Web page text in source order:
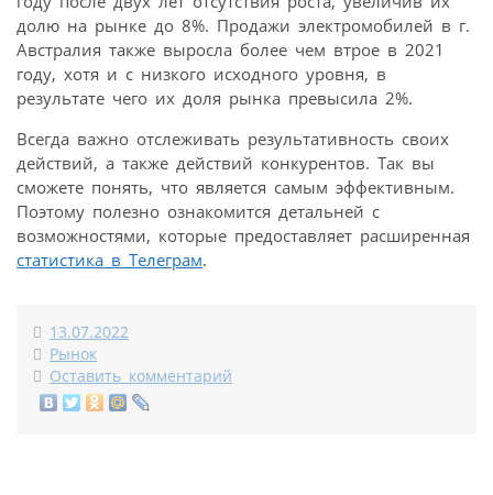
долю на рынке до 8%. Продажи электромобилей в г.
Австралия также выросла более чем втрое в 2021
году, хотя и с низкого исходного уровня, в
результате чего их доля рынка превысила 2%.
Всегда важно отслеживать результативность своих
действий, а также действий конкурентов. Так вы
сможете понять, что является самым эффективным.
Поэтому полезно ознакомится детальней с
возможностями, которые предоставляет расширенная
статистика в Телеграм.
13.07.2022
Рынок
Оставить комментарий